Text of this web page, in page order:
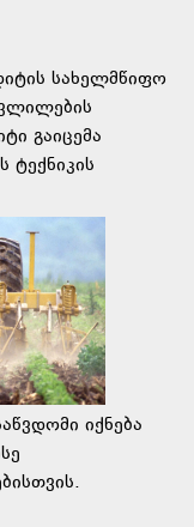
სახელმწიფო
გაიცემა
იქნება